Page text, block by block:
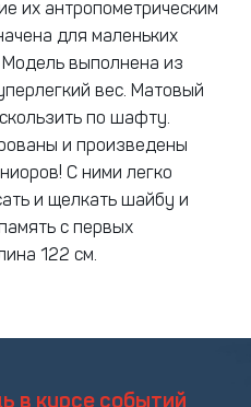
их антропометрическим
для маленьких
Модель выполнена из
вес. Матовый
по шафту.
и произведены
С ними легко
и щелкать шайбу и
с первых
122 см.
в курсе событий